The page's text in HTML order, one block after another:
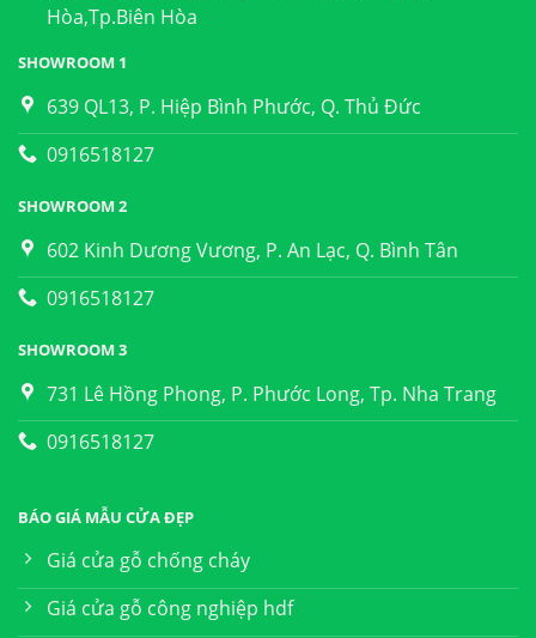
Hòa,Tp.Biên Hòa
SHOWROOM 1
639 QL13, P. Hiệp Bình Phước, Q. Thủ Đức
0916518127
SHOWROOM 2
602 Kinh Dương Vương, P. An Lạc, Q. Bình Tân
0916518127
SHOWROOM 3
731 Lê Hồng Phong, P. Phước Long, Tp. Nha Trang
0916518127
BÁO GIÁ MẪU CỬA ĐẸP
Giá cửa gỗ chống cháy
Giá cửa gỗ công nghiệp hdf